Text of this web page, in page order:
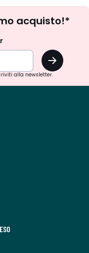
acquisto!*
OK
alla newsletter.